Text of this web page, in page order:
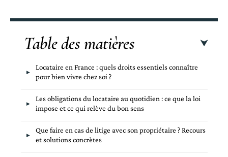
Table des matières
Locataire en France : quels droits essentiels connaître
pour bien vivre chez soi ?
Les obligations du locataire au quotidien : ce que la loi
impose et ce qui relève du bon sens
Que faire en cas de litige avec son propriétaire ? Recours
et solutions concrètes